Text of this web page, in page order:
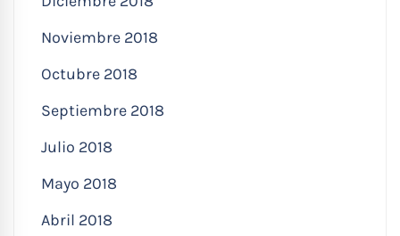
Noviembre 2018
Octubre 2018
Septiembre 2018
Julio 2018
Mayo 2018
Abril 2018